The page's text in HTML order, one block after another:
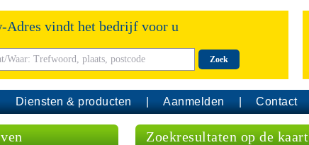
Adres vindt het bedrijf voor u
Zoek
Diensten & producten Aanmelden Contact
Zoekresultaten op de kaart